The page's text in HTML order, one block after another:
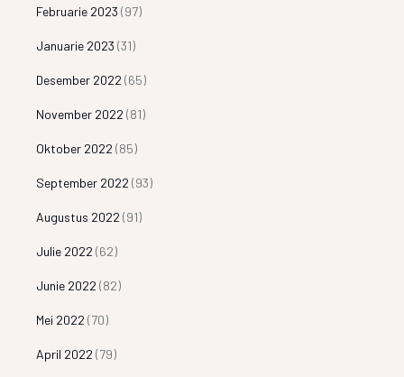
Februarie 2023 (97)
Januarie 2023 (31)
Desember 2022 (65)
November 2022 (81)
Oktober 2022 (85)
September 2022 (93)
Augustus 2022 (91)
Julie 2022 (62)
Junie 2022 (82)
Mei 2022 (70)
April 2022 (79)